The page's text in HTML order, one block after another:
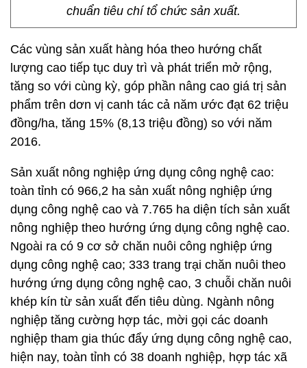
chuẩn tiêu chí tổ chức sản xuất.
Các vùng sản xuất hàng hóa theo hướng chất
lượng cao tiếp tục duy trì và phát triển mở rộng,
tăng so với cùng kỳ, góp phần nâng cao giá trị sản
phẩm trên dơn vị canh tác cả năm ước đạt 62 triệu
đồng/ha, tăng 15% (8,13 triệu đồng) so với năm
2016.
Sản xuất nông nghiệp ứng dụng công nghệ cao:
toàn tỉnh có 966,2 ha sản xuất nông nghiệp ứng
dụng công nghệ cao và 7.765 ha diện tích sản xuất
nông nghiệp theo hướng ứng dụng công nghệ cao.
Ngoài ra có 9 cơ sở chăn nuôi công nghiệp ứng
dụng công nghệ cao; 333 trang trại chăn nuôi theo
hướng ứng dụng công nghệ cao, 3 chuỗi chăn nuôi
khép kín từ sản xuất đến tiêu dùng. Ngành nông
nghiệp tăng cường hợp tác, mời gọi các doanh
nghiệp tham gia thúc đẩy ứng dụng công nghệ cao,
hiện nay, toàn tỉnh có 38 doanh nghiệp, hợp tác xã